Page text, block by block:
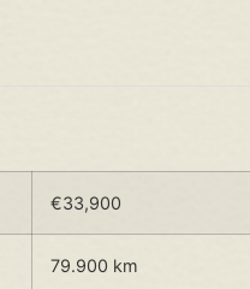
€33,900
79.900 km